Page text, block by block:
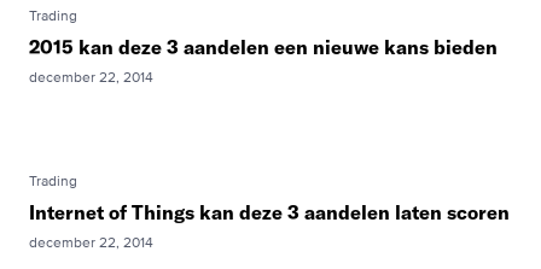
Trading
2015 kan deze 3 aandelen een nieuwe kans bieden
december 22, 2014
Trading
Internet of Things kan deze 3 aandelen laten scoren
december 22, 2014